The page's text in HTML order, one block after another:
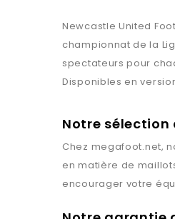
Newcastle United
championnat de la
spectateurs pour
Disponibles en
Notre
Chez megafoot.net,
en matière de
encourager votre